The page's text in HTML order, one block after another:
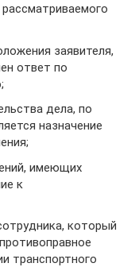
заявителя,
ответ по
дела, по
назначение
имеющих
к
который
транспортного